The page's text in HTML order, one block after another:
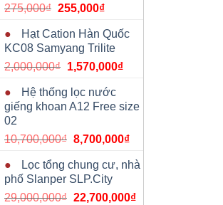
275,000₫ Giá
là:
275,000₫.
255,000₫Giá
tại
là:
255,000₫.
Hạt Cation Hàn Quốc
KC08 Samyang Trilite
2,000,000₫ Giá
là:
2,000,000₫.
1,570,000₫Giá
là:
Hệ thống lọc nước
giếng khoan A12 Free size
02
10,700,000₫ Giá
là:
10,700,000₫.
8,700,000₫Giá
tại
8,700,000₫.
Lọc tổng chung cư, nhà
phố Slanper SLP.City
29,000,000₫ Giá
22,700,000₫Giá